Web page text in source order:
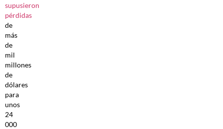
supusieron
pérdidas
de
más
de
mil
millones
de
dólares
para
unos
24
000